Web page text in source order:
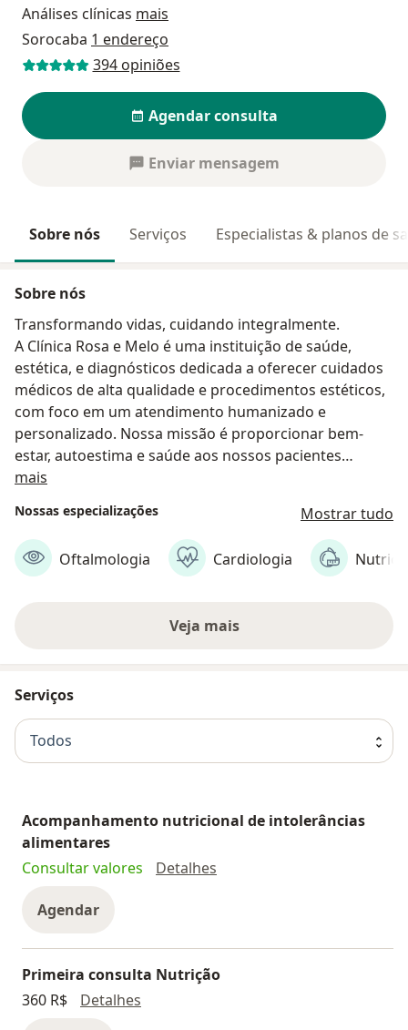
Análises clínicas mais
Sorocaba 1 endereço
394 opiniões
Agendar consulta
Enviar mensagem
Sobre nós Serviços Especialistas & planos de
Sobre nós
Transformando vidas, cuidando integralmente.
A Clínica Rosa e Melo é uma instituição de saúde,
estética, e diagnósticos dedicada a oferecer cuidados
médicos de alta qualidade e procedimentos estéticos,
com foco em um atendimento humanizado e
personalizado. Nossa missão é proporcionar bem-
estar, autoestima e saúde aos nossos pacientes
através de uma abordagem multidisciplinar e
Oferecemos: Tratamentos Personalizados com
Médicos Especialistas, Centro Cirúrgico, Laboratório,
mais
Nossas especializações Mostrar tudo
Oftalmologia Cardiologia
Veja mais
Serviços
Todos
Acompanhamento nutricional de intolerâncias
alimentares
Consultar valores
Detalhes
Agendar
Primeira consulta Nutrição
360 R$
Detalhes